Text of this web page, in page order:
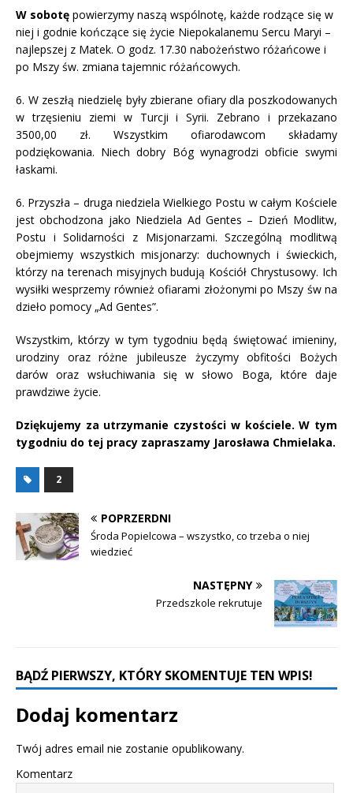
W sobotę powierzymy naszą wspólnotę, każde rodzące się w
niej i godnie kończące się życie Niepokalanemu Sercu Maryi –
najlepszej z Matek. O godz. 17.30 nabożeństwo różańcowe i
po Mszy św. zmiana tajemnic różańcowych.
6. W zeszłą niedzielę były zbierane ofiary dla poszkodowanych
w trzęsieniu ziemi w Turcji i Syrii. Zebrano i przekazano
3500,00 zł. Wszystkim ofiarodawcom składamy
podziękowania. Niech dobry Bóg wynagrodzi obficie swymi
łaskami.
6. Przyszła – druga niedziela Wielkiego Postu w całym Kościele
jest obchodzona jako Niedziela Ad Gentes – Dzień Modlitw,
Postu i Solidarności z Misjonarzami. Szczególną modlitwą
obejmiemy wszystkich misjonarzy: duchownych i świeckich,
którzy na terenach misyjnych budują Kościół Chrystusowy. Ich
wysiłki wesprzemy również ofiarami złożonymi po Mszy św na
dzieło pomocy „Ad Gentes”.
Wszystkim, którzy w tym tygodniu będą świętować imieniny,
urodziny oraz różne jubileusze życzymy obfitości Bożych
darów oraz wsłuchiwania się w słowo Boga, które daje
prawdziwe życie.
Dziękujemy za utrzymanie czystości w kościele. W tym
tygodniu do tej pracy zapraszamy Jarosława Chmielaka.
2
POPRZERDNI
Środa Popielcowa – wszystko, co trzeba o niej
wiedzieć
NASTĘPNY
Przedszkole rekrutuje
BĄDŹ PIERWSZY, KTÓRY SKOMENTUJE TEN WPIS!
Dodaj komentarz
Twój adres email nie zostanie opublikowany.
Komentarz